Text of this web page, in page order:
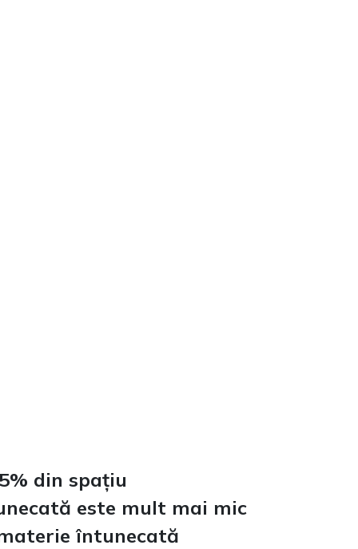
din spațiu
este mult mai mic
întunecată